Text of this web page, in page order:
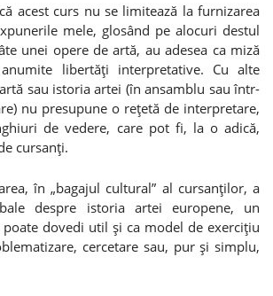
acest curs nu se limitează la furnizarea
mele, glosând pe alocuri destul
unei opere de artă, au adesea ca miză
libertăţi interpretative. Cu alte
sau istoria artei (în ansamblu sau într-
nu presupune o reţetă de interpretare,
de vedere, care pot fi, la o adică,
cursanţi.
în „bagajul cultural” al cursanţilor, a
despre istoria artei europene, un
poate dovedi util şi ca model de exerciţiu
cercetare sau, pur şi simplu,